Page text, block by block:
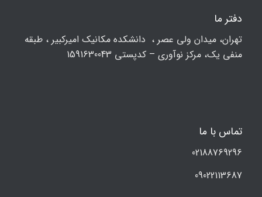
دفتر ما
تهران، ميدان ولي عصر ، دانشکده مكانيك امیرکبیر ، طبقه
منفی یک، مرکز نوآوری – کدپستی 1591630043
تماس با ما
02188769296
09022113687